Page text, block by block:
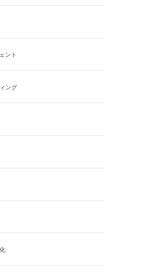
ント
ング